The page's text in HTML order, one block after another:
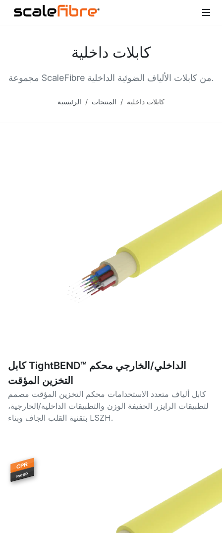
كابلات داخلية
مجموعة ScaleFibre من كابلات الألياف الضوئية الداخلية.
الرئيسية المنتجات كابلات داخلية
كابل TightBEND™ الداخلي/الخارجي محكم
التخزين المؤقت
كابل ألياف متعدد الاستخدامات محكم التخزين المؤقت مصمم
لتطبيقات الرايزر الخفيفة الوزن والتطبيقات الداخلية/الخارجية،
بتقنية القلب الجاف وبناء LSZH.
CPR
RATED